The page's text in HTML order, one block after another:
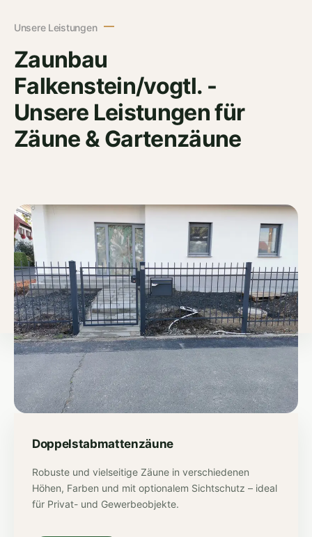
Unsere Leistungen
Zaunbau
Falkenstein/vogtl. -
Unsere Leistungen für
Zäune & Gartenzäune
Doppelstabmattenzäune
Robuste und vielseitige Zäune in verschiedenen
Höhen, Farben und mit optionalem Sichtschutz – ideal
für Privat- und Gewerbeobjekte.